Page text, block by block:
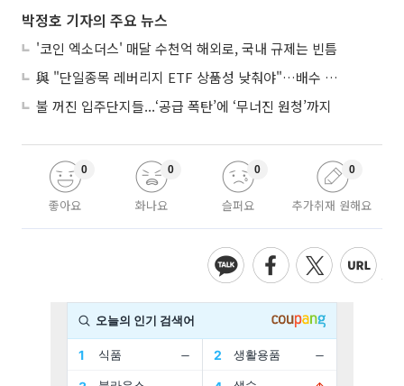
박정호 기자의 주요 뉴스
'코인 엑소더스' 매달 수천억 해외로, 국내 규제는 빈틈
與 "단일종목 레버리지 ETF 상품성 낮춰야"…배수 조정안도 거론
불 꺼진 입주단지들...‘공급 폭탄’에 ‘무너진 원청’까지
좋아요
0
화나요
0
슬퍼요
0
추가취재 원해요
0